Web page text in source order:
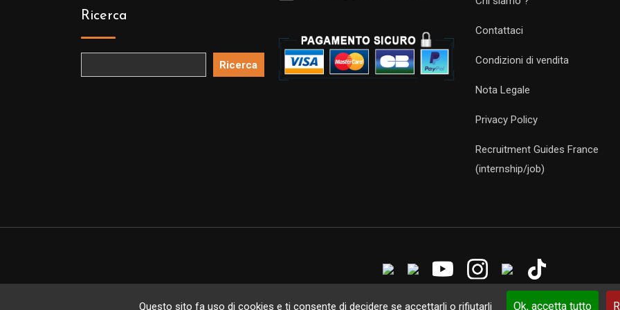
Questo sito fa uso di cookies e ti consente di decidere se accettarli o rifiutarli Ok, accetta tutto
Ricerca
Ricerca
Contattaci
Condizioni di vendita
Nota Legale
Privacy Policy
Recruitment Guides France
(internship/job)
Copyright Guides 2021. Tous droits réservés.Développement web sur mesure